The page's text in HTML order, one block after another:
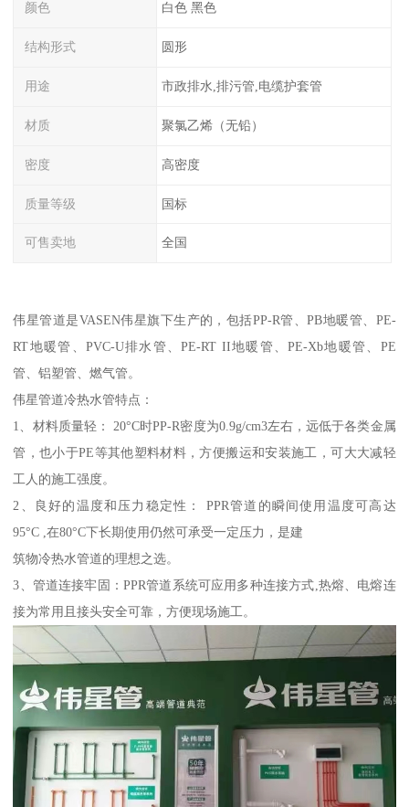
颜色 白色 黑色
结构形式 圆形
用途 市政排水,排污管,电缆护套管
材质 聚氯乙烯（无铅）
密度 高密度
质量等级 国标
可售卖地 全国
伟星管道是VASEN伟星旗下生产的，包括PP-R管、PB地暖管、PE-
RT地暖管、PVC-U排水管、PE-RT II地暖管、PE-Xb地暖管、PE
管、铝塑管、燃气管。
伟星管道冷热水管特点：
1、材料质量轻： 20°C时PP-R密度为0.9g/cm3左右，远低于各类金属
管，也小于PE等其他塑料材料，方便搬运和安装施工，可大大减轻
工人的施工强度。
2、良好的温度和压力稳定性： PPR管道的瞬间使用温度可高达
95°C ,在80°C下长期使用仍然可承受一定压力，是建
筑物冷热水管道的理想之选。
3、管道连接牢固：PPR管道系统可应用多种连接方式,热熔、电熔连
接为常用且接头安全可靠，方便现场施工。